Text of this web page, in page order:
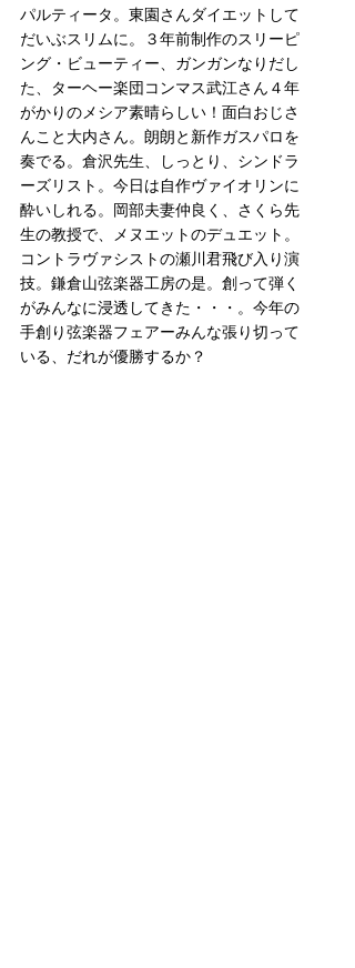
パルティータ。東園さんダイエットして
だいぶスリムに。３年前制作のスリーピ
ング・ビューティー、ガンガンなりだし
た、ターヘー楽団コンマス武江さん４年
がかりのメシア素晴らしい！面白おじさ
んこと大内さん。朗朗と新作ガスパロを
奏でる。倉沢先生、しっとり、シンドラ
ーズリスト。今日は自作ヴァイオリンに
酔いしれる。岡部夫妻仲良く、さくら先
生の教授で、メヌエットのデュエット。
コントラヴァシストの瀬川君飛び入り演
技。鎌倉山弦楽器工房の是。創って弾く
がみんなに浸透してきた・・・。今年の
手創り弦楽器フェアーみんな張り切って
いる、だれが優勝するか？